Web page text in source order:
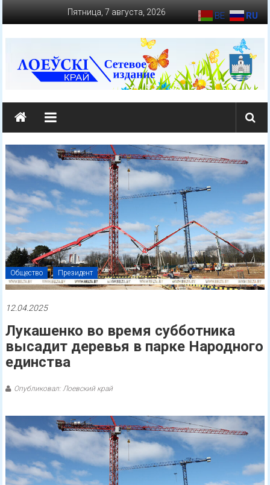
Пятница, 7 августа, 2026
loevkraj.by
Еженедельная
массово-
политическая
Общество Президент
12.04.2025
Лукашенко во время субботника
высадит деревья в парке Народного
единства
Опубликовал: Лоевский край
BE RU